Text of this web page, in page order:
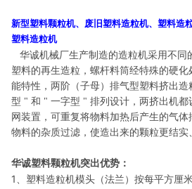
新型塑料颗粒机、废旧塑料造粒机、塑料造
塑料造粒机
华诚机械厂生产制造的造粒机采用不同
塑料的再生造粒，螺杆料筒经特殊的硬
能特性，两阶（子母）排气型塑料挤出造
型 " 和 " 一字型 " 排列设计，两挤出机
网装置，可重复将物料加热后产生的气
物料的杂质过滤，使造出来的颗粒更结实
华诚塑料颗粒机突出优势：
1、 塑料造粒机模头（法兰）按每平方厘